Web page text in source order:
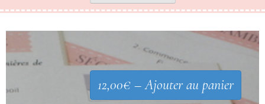
12,00€ – Ajouter au panier